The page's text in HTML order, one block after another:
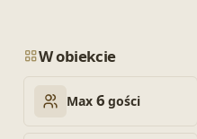
W obiekcie
Max 6 gości